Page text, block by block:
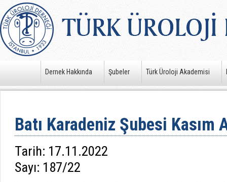
Dernek Hakkında Şubeler Türk Üroloji Akademisi
Batı Karadeniz Şubesi Kasım
Tarih: 17.11.2022
Sayı: 187/22